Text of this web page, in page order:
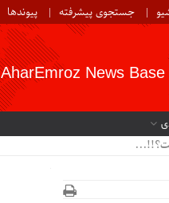
جستجوی پیشرفته پیوندها
AharEmroz News Base